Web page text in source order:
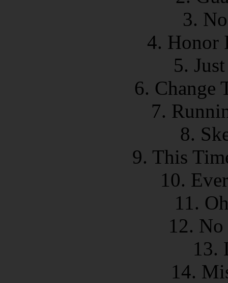
3.
4. Honor
5.
6. Change
7.
8.
9. This
10.
11.
12.
13.
14.